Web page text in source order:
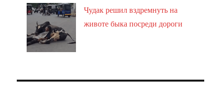
Чудак решил вздремнуть на
животе быка посреди дороги